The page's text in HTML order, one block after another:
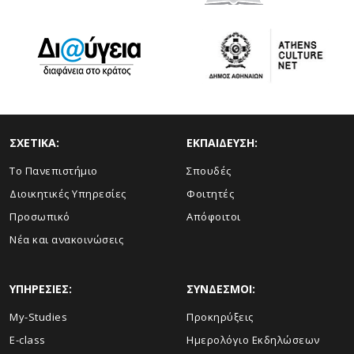
ΣΧΕΤΙΚΑ:
Το Πανεπιστήμιο
Διοικητικές Υπηρεσίες
Προσωπικό
Νέα και ανακοινώσεις
ΕΚΠΑΙΔΕΥΣΗ:
Σπουδές
Φοιτητές
Απόφοιτοι
ΥΠΗΡΕΣΙΕΣ:
My-Studies
E-class
ΣΥΝΔΕΣΜΟΙ:
Προκηρύξεις
Ημερολόγιο Εκδηλώσεων